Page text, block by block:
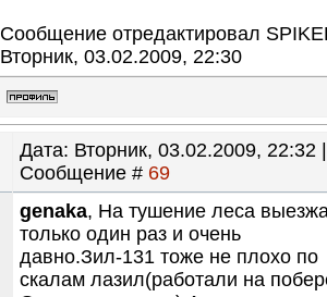
Сообщение отредактировал
Вторник, 03.02.2009, 22:30
Дата: Вторник, 03.02.2009, 22:32 |
Сообщение # 69
genaka, На тушение леса
только один раз и очень
давно.Зил-131 тоже не плохо по
скалам лазил(работали на